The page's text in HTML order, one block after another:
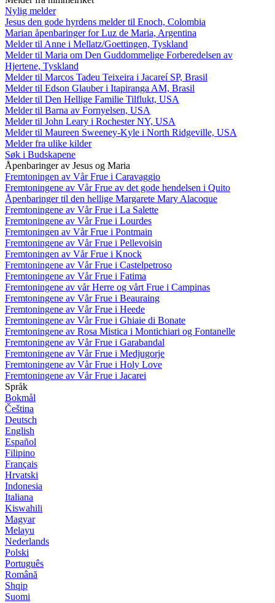
Nylig melder
Jesus den gode hyrdens melder til Enoch, Colombia
Marian åpenbaringer for Luz de Maria, Argentina
Melder til Anne i Mellatz/Goettingen, Tyskland
Melder til Maria om Den Guddommelige Forberedelsen av
Hjertene, Tyskland
Melder til Marcos Tadeu Teixeira i Jacareí SP, Brasil
Melder til Edson Glauber i Itapiranga AM, Brasil
Melder til Den Hellige Familie Tilflukt, USA
Melder til Barna av Fornyelsen, USA
Melder til John Leary i Rochester NY, USA
Melder til Maureen Sweeney-Kyle i North Ridgeville, USA
Melder fra ulike kilder
Søk i Budskapene
Åpenbaringer av Jesus og Maria
Fremtoningen av Vår Frue i Caravaggio
Fremtoningene av Vår Frue av det gode hendelsen i Quito
Åpenbaringer til den hellige Margarete Mary Alacoque
Fremtoningene av Vår Frue i La Salette
Fremtoningene av Vår Frue i Lourdes
Fremtoningen av Vår Frue i Pontmain
Fremtoningene av Vår Frue i Pellevoisin
Fremtoningen av Vår Frue i Knock
Fremtoningene av Vår Frue i Castelpetroso
Fremtoningene av Vår Frue i Fatima
Fremtoningene av vår Herre og vårt Frue i Campinas
Fremtoningene av Vår Frue i Beauraing
Fremtoningene av Vår Frue i Heede
Fremtoningene av Vår Frue i Ghiaie di Bonate
Fremtoningene av Rosa Mistica i Montichiari og Fontanelle
Fremtoningene av Vår Frue i Garabandal
Fremtoningene av Vår Frue i Medjugorje
Fremtoningene av Vår Frue i Holy Love
Fremtoningene av Vår Frue i Jacarei
Språk
Bokmål
Čeština
Deutsch
English
Español
Filipino
Français
Hrvatski
Indonesia
Italiana
Kiswahili
Magyar
Melayu
Nederlands
Polski
Português
Română
Shqip
Suomi